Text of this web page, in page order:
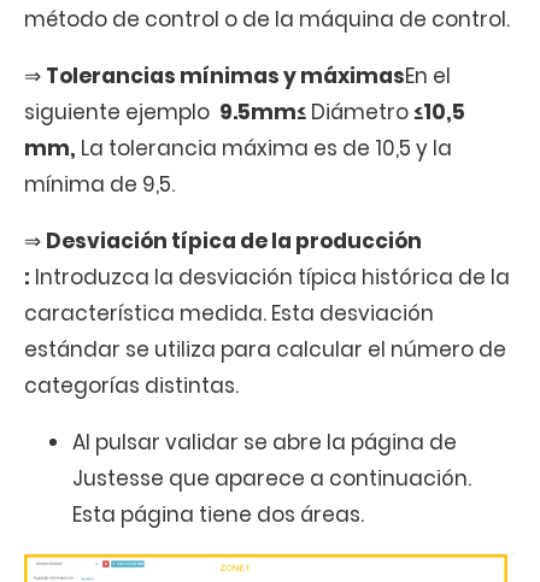
método de control o de la máquina de control.
⇒ Tolerancias mínimas y máximasEn el
siguiente ejemplo 9.5mm≤ Diámetro ≤10,5
mm, La tolerancia máxima es de 10,5 y la
mínima de 9,5.
⇒ Desviación típica de la producción
: Introduzca la desviación típica histórica de la
característica medida. Esta desviación
estándar se utiliza para calcular el número de
categorías distintas.
Al pulsar validar se abre la página de
Justesse que aparece a continuación.
Esta página tiene dos áreas.